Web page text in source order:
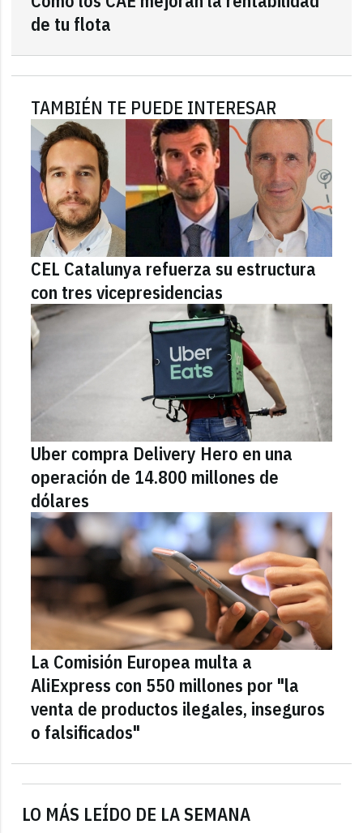
LO MÁS LEÍDO DE LA SEMANA
de tu flota
TAMBIÉN TE PUEDE INTERESAR
CEL Catalunya refuerza su estructura
con tres vicepresidencias
Uber compra Delivery Hero en una
operación de 14.800 millones de
dólares
La Comisión Europea multa a
AliExpress con 550 millones por "la
venta de productos ilegales, inseguros
o falsificados"